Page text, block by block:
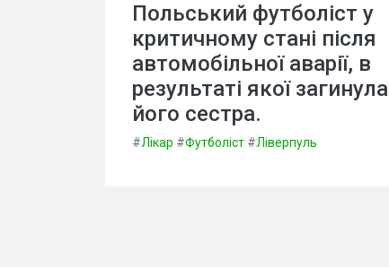
Польський футболіст у
критичному стані після
автомобільної аварії, в
результаті якої загинула
його сестра.
#Лікар #Футболіст #Ліверпуль